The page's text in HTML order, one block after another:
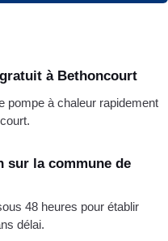
à Bethoncourt
pompe à chaleur rapidement
sur la commune de
48 heures pour établir
délai.